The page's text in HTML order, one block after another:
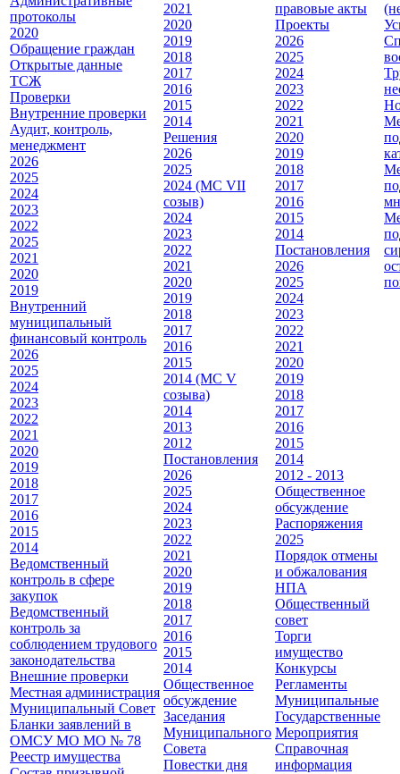
протоколы
2020
Обращение граждан
Открытые данные
ТСЖ
Проверки
Внутренние проверки
Аудит, контроль,
менеджмент
2026
2025
2024
2023
2022
2025
2021
2020
2019
Внутренний
муниципальный
финансовый контроль
2026
2025
2024
2023
2022
2021
2020
2019
2018
2017
2016
2015
2014
Ведомственный
контроль в сфере
закупок
Ведомственный
контроль за
соблюдением трудового
законодательства
Внешние проверки
Местная администрация
Муниципальный Совет
Бланки заявлений в
ОМСУ МО МО № 78
Реестр имущества
2021
2020
2019
2018
2017
2016
2015
2014
Решения
2026
2025
2024 (МС VII
созыв)
2024
2023
2022
2021
2020
2019
2018
2017
2016
2015
2014 (МС V
созыва)
2014
2013
2012
Постановления
2026
2025
2024
2023
2022
2021
2020
2019
2018
2017
2016
2015
2014
Общественное
обсуждение
Заседания
Муниципального
Совета
Повестки дня
правовые акты
Проекты
2026
2025
2024
2023
2022
2021
2020
2019
2018
2017
2016
2015
2014
Постановления
2026
2025
2024
2023
2022
2021
2020
2019
2018
2017
2016
2015
2014
2012 - 2013
Общественное
обсуждение
Распоряжения
2025
Порядок отмены
и обжалования
НПА
Общественный
совет
Торги
имущество
Конкурсы
Регламенты
Муниципальные
Государственные
Мероприятия
Справочная
информация